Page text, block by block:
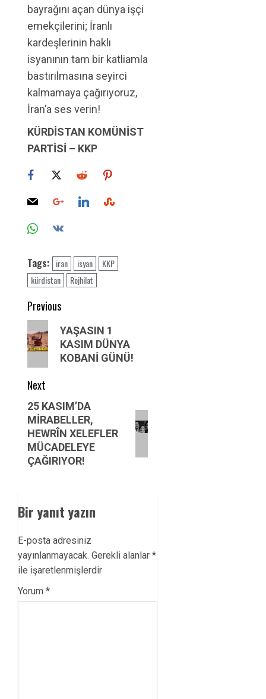
bayrağını açan dünya işçi
emekçilerini; İranlı
kardeşlerinin haklı
isyanının tam bir katliamla
bastırılmasına seyirci
kalmamaya çağırıyoruz,
İran’a ses verin!
KÜRDİSTAN KOMÜNİST
PARTİSİ – KKP
Tags: iran isyan
KKP
kürdistan
Rojhilat
Post
navigation
Previous
Previous
post:
YAŞASIN 1
KASIM DÜNYA
KOBANİ GÜNÜ!
Next
Next
post:
25 KASIM’DA
MİRABELLER,
HEWRÎN XELEFLER
MÜCADELEYE
ÇAĞIRIYOR!
Bir yanıt yazın
E-posta adresiniz
yayınlanmayacak. Gerekli alanlar *
ile işaretlenmişlerdir
Yorum *